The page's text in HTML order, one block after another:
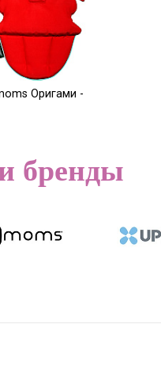
Оригами -
бренды